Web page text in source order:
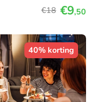
€18 €9,50
40% korting